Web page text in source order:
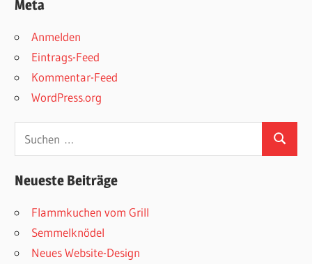
Meta
Anmelden
Eintrags-Feed
Kommentar-Feed
WordPress.org
Suchen
Neueste Beiträge
Flammkuchen vom Grill
Semmelknödel
Neues Website-Design